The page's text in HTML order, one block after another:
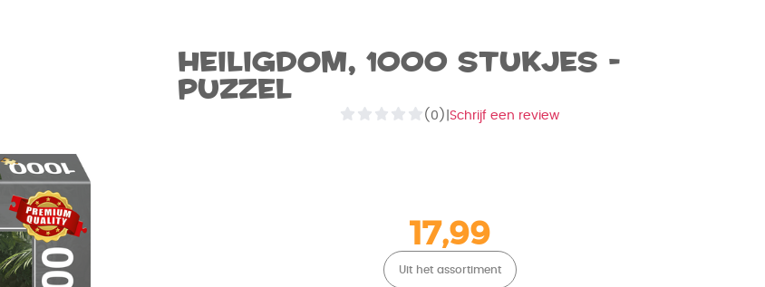
Heiligdom, 1000 stukjes -
Puzzel
(0) Schrijf een review
17,99
Uit het assortiment